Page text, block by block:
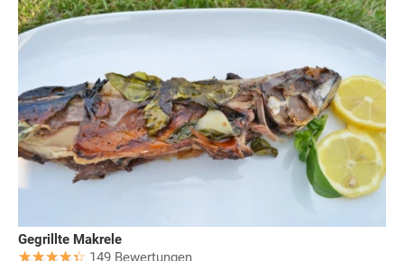
Gegrillte Makrele
149 Bewertungen